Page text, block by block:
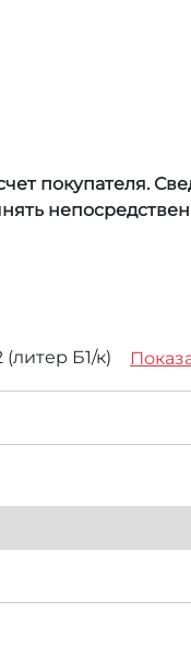
покупателя.
Б1/к)